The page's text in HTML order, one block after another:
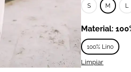
S M L
Material:
100% Lino
Limpiar